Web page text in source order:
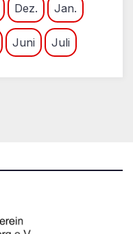
Dez. Jan.
Juni Juli